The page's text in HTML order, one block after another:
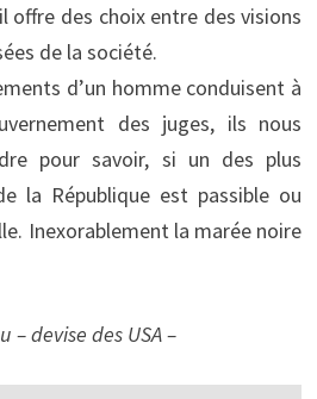
offre des choix entre des visions
de la société.
d’un homme conduisent à
des juges, ils nous
pour savoir, si un des plus
la République est passible ou
Inexorablement la marée noire
– devise des USA –